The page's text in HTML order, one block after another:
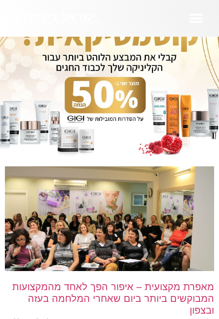
מאפרת מקצועית – איפור הפך לאחד מהמקצועות
המבוקשים ביותר ביום שאחרי המלחמה בעזה
ובצפון